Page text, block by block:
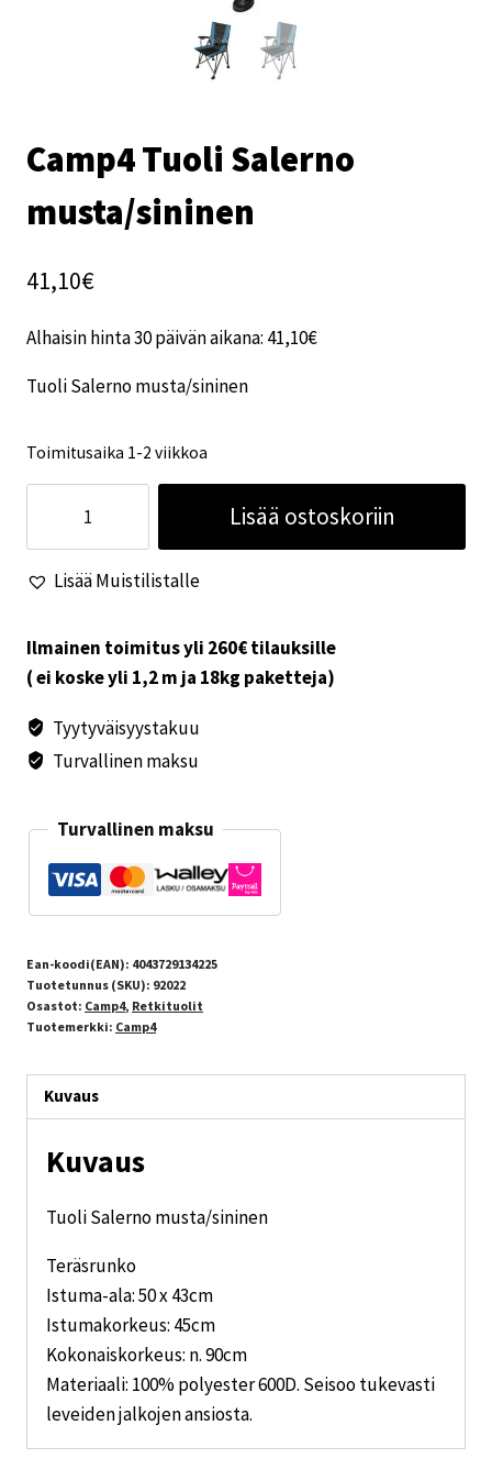
Camp4 Tuoli Salerno
musta/sininen
41,10€
Alhaisin hinta 30 päivän aikana: 41,10€
Tuoli Salerno musta/sininen
Toimitusaika 1-2 viikkoa
Salerno
musta/sininen
Lisää ostoskoriin
Lisää Muistilistalle
Ilmainen toimitus yli 260€ tilauksille
( ei koske yli 1,2 m ja 18kg paketteja)
Tyytyväisyystakuu
Turvallinen maksu
Turvallinen maksu
Ean-koodi(EAN): 4043729134225
Tuotetunnus (SKU): 92022
Osastot: Camp4, Retkituolit
Tuotemerkki: Camp4
Kuvaus
Kuvaus
Tuoli Salerno musta/sininen
Teräsrunko
Istuma-ala: 50 x 43cm
Istumakorkeus: 45cm
Kokonaiskorkeus: n. 90cm
Materiaali: 100% polyester 600D. Seisoo tukevasti
leveiden jalkojen ansiosta.